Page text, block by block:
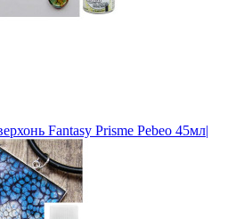
Fantasy Prisme Pebeo 45мл|